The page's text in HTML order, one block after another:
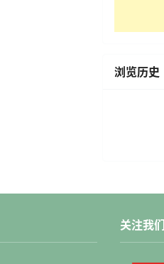
浏览历史
关注我们